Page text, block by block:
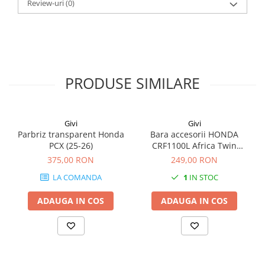
Review-uri(0)
PRODUSE SIMILARE
Givi
Parbriz transparent Honda
PCX (25-26)
375,00 RON
LA COMANDA
ADAUGA IN COS
Givi
Bara accesorii HONDA
CRF1100L Africa Twin
Adventure Sports (20 - 23)
Adventure Sports (24)
CRF1100L AFRICA TWIN (24)
CRF1100L Africa Twin (20 -
23)
249,00 RON
1 IN STOC
ADAUGA IN COS